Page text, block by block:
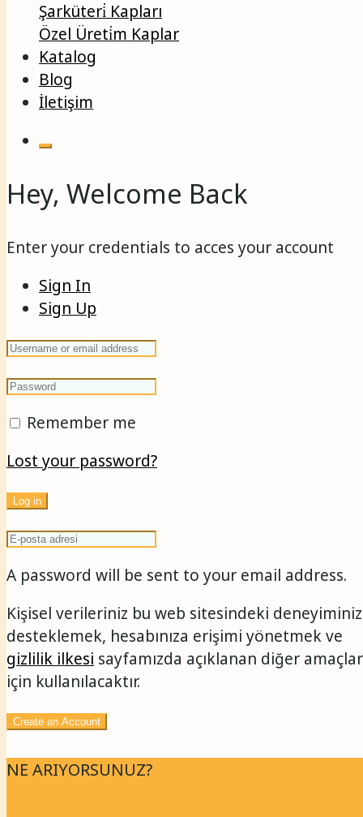
Şarküteri̇ Kapları
Özel Üreti̇m Kaplar
Katalog
Blog
İletişim
Hey, Welcome Back
Enter your credentials to acces your account
Sign In
Sign Up
Remember me
Lost your password?
Log in
A password will be sent to your email address.
Kişisel verileriniz bu web sitesindeki
desteklemek, hesabınıza erişimi yönetmek ve
gizlilik ilkesi sayfamızda açıklanan diğer amaçlar
için kullanılacaktır.
Create an Account
NE ARIYORSUNUZ?